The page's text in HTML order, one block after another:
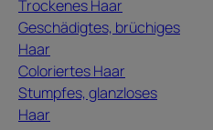
Trockenes Haar
Geschädigtes, brüchiges
Haar
Coloriertes Haar
Stumpfes, glanzloses
Haar